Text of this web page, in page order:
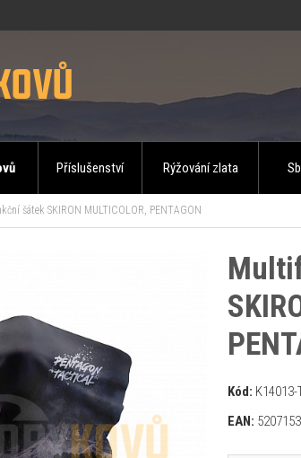
Příslušenství Rýžování zlata
šátek SKIRON MULTICOLOR, PENTAGON
Kód: K14013-
EAN: